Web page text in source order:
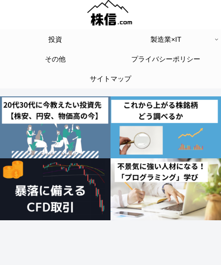
投資 製造業×IT
その他 プライバシーポリシー
サイトマップ